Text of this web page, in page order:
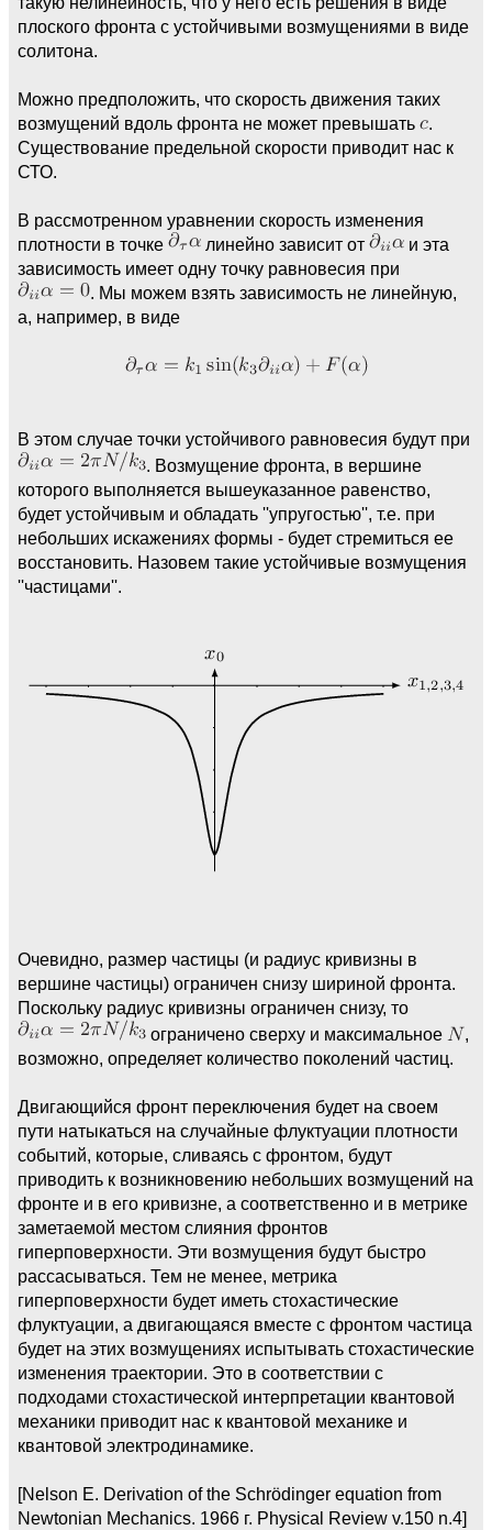
плоского фронта с устойчивыми возмущениями в виде
солитона.
Можно предположить, что скорость движения таких
возмущений вдоль фронта не может превышать
.
Существование предельной скорости приводит нас к
СТО.
В рассмотренном уравнении скорость изменения
плотности в точке
линейно зависит от
и эта
зависимость имеет одну точку равновесия при
. Мы можем взять зависимость не линейную,
а, например, в виде
В этом случае точки устойчивого равновесия будут при
. Возмущение фронта, в вершине
которого выполняется вышеуказанное равенство,
будет устойчивым и обладать ''упругостью'', т.е. при
небольших искажениях формы - будет стремиться ее
восстановить. Назовем такие устойчивые возмущения
''частицами''.
Очевидно, размер частицы (и радиус кривизны в
вершине частицы) ограничен снизу шириной фронта.
Поскольку радиус кривизны ограничен снизу, то
ограничено сверху и максимальное
,
возможно, определяет количество поколений частиц.
Двигающийся фронт переключения будет на своем
пути натыкаться на случайные флуктуации плотности
событий, которые, сливаясь с фронтом, будут
приводить к возникновению небольших возмущений на
фронте и в его кривизне, а соответственно и в метрике
заметаемой местом слияния фронтов
гиперповерхности. Эти возмущения будут быстро
рассасываться. Тем не менее, метрика
гиперповерхности будет иметь стохастические
флуктуации, а двигающаяся вместе с фронтом частица
будет на этих возмущениях испытывать стохастические
изменения траектории. Это в соответствии с
подходами стохастической интерпретации квантовой
механики приводит нас к квантовой механике и
квантовой электродинамике.
[Nelson E. Derivation of the Schrödinger equation from
Newtonian Mechanics. 1966 г. Physical Review v.150 n.4]